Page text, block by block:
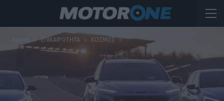
ΕΠΙΚΑΙΡΟΤΗΤΑ ΚΟΣΜΟΣ